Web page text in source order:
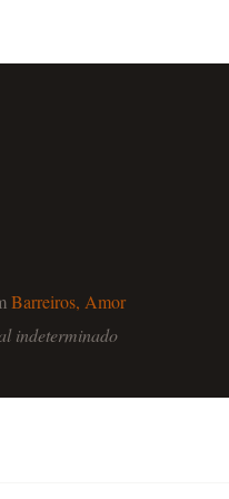
Barreiros, Amor
indeterminado